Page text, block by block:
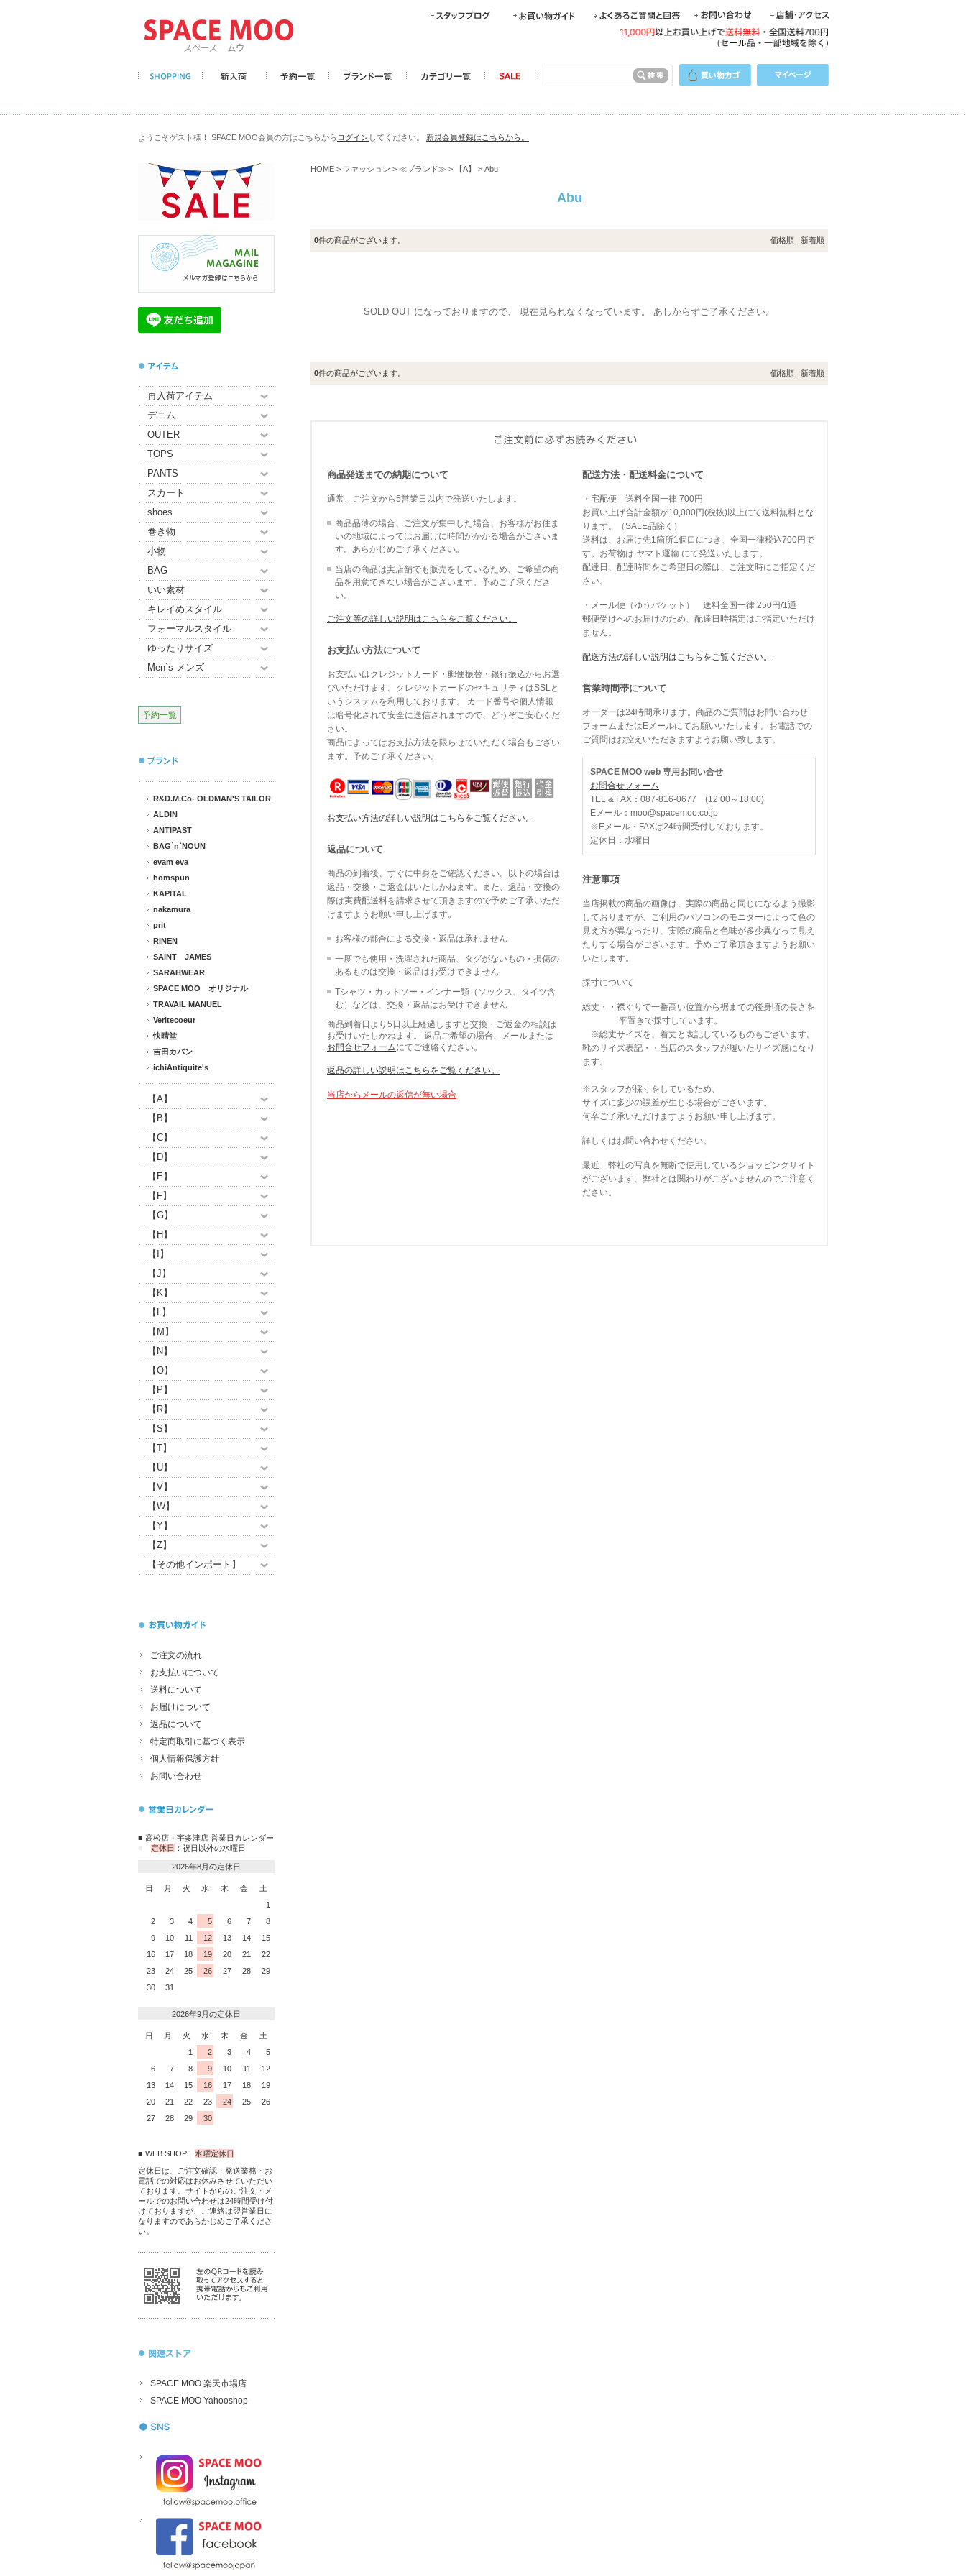
ようこそゲスト様！ SPACE MOO会員の方はこちらから ログイン してください。 新規会員登録はこちらから。
再入荷アイテム
デニム
OUTER
TOPS
PANTS
スカート
shoes
巻き物
小物
BAG
いい素材
キレイめスタイル
フォーマルスタイル
ゆったりサイズ
Men`s メンズ
予約一覧
R&D.M.Co- OLDMAN'S TAILOR
ALDIN
ANTIPAST
BAG`n`NOUN
evam eva
homspun
KAPITAL
nakamura
prit
RINEN
SAINT JAMES
SARAHWEAR
SPACE MOO オリジナル
TRAVAIL MANUEL
Veritecoeur
快晴堂
吉田カバン
ichiAntiquite's
【A】
【B】
【C】
【D】
【E】
【F】
【G】
【H】
【I】
【J】
【K】
【L】
【M】
【N】
【O】
【P】
【R】
【S】
【T】
【U】
【V】
【W】
【Y】
【Z】
【その他インポート】
ご注文の流れ
お支払いについて
送料について
お届けについて
返品について
特定商取引に基づく表示
個人情報保護方針
お問い合わせ
■ 高松店・宇多津店 営業日カレンダー
定休日 ：祝日以外の水曜日
2026年8月の定休日
日 月 火 水 木 金
土
1
2
3 4 5 6 7
8
9
10 11 12 13 14
15
16
17 18 19 20 21
22
23
24 25 26 27 28
29
30
31
2026年9月の定休日
日 月 火 水 木 金
土
1
2 3 4
5
6
7 8 9 10 11
12
13
14 15 16 17 18
19
20
21 22 23 24 25
26
27
28 29 30
■ WEB SHOP 水曜定休日
定休日は、ご注文確認・発送業務・お
電話での対応はお休みさせていただい
ております。サイトからのご注文・メ
ールでのお問い合わせは24時間受け付
けておりますが、ご連絡は翌営業日に
なりますのであらかじめご了承くださ
い。
SPACE MOO 楽天市場店
SPACE MOO Yahooshop
HOME > ファッション > ≪ブランド≫ > 【A】 > Abu
Abu
0件の商品がございます。 価格順 新着順
SOLD OUT になっておりますので、 現在見られなくなっています。 あしからずご了承ください。
0件の商品がございます。 価格順 新着順
商品発送までの納期について
通常、ご注文から5営業日以内で発送いたします。
商品品薄の場合、ご注文が集中した場合、お客様がお住ま
いの地域によってはお届けに時間がかかる場合がございま
す。あらかじめご了承ください。
当店の商品は実店舗でも販売をしているため、ご希望の商
品を用意できない場合がございます。予めご了承くださ
い。
ご注文等の詳しい説明はこちらをご覧ください。
お支払い方法について
お支払いはクレジットカード・郵便振替・銀行振込からお選
びいただけます。クレジットカードのセキュリティはSSLと
いうシステムを利用しております。 カード番号や個人情報
は暗号化されて安全に送信されますので、どうぞご安心くだ
さい。
商品によってはお支払方法を限らせていただく場合もござい
ます。予めご了承ください。
お支払い方法の詳しい説明はこちらをご覧ください。
返品について
商品の到着後、すぐに中身をご確認ください。以下の場合は
返品・交換・ご返金はいたしかねます。また、返品・交換の
際は実費配送料を請求させて頂きますので予めご了承いただ
けますようお願い申し上げます。
お客様の都合による交換・返品は承れません
一度でも使用・洗濯された商品、タグがないもの・損傷の
あるものは交換・返品はお受けできません
Tシャツ・カットソー・インナー類（ソックス、タイツ含
む）などは、交換・返品はお受けできません
商品到着日より5日以上経過しますと交換・ご返金の相談は
お受けいたしかねます。 返品ご希望の場合、メールまたは
お問合せフォームにてご連絡ください。
返品の詳しい説明はこちらをご覧ください。
当店からメールの返信が無い場合
配送方法・配送料金について
・宅配便 送料全国一律 700円
お買い上げ合計金額が10,000円(税抜)以上にて送料無料とな
ります。（SALE品除く）
送料は、お届け先1箇所1個口につき、全国一律税込700円で
す。お荷物は ヤマト運輸 にて発送いたします。
配達日、配達時間をご希望日の際は、ご注文時にご指定くだ
さい。
・メール便（ゆうパケット） 送料全国一律 250円/1通
郵便受けへのお届けのため、配達日時指定はご指定いただけ
ません。
配送方法の詳しい説明はこちらをご覧ください。
営業時間帯について
オーダーは24時間承ります。商品のご質問はお問い合わせ
フォームまたはEメールにてお願いいたします。お電話での
ご質問はお控えいただきますようお願い致します。
SPACE MOO web 専用お問い合せ
お問合せフォーム
TEL & FAX：087-816-0677 (12:00～18:00)
Eメール：moo@spacemoo.co.jp
※Eメール・FAXは24時間受付しております。
定休日：水曜日
注意事項
当店掲載の商品の画像は、実際の商品と同じになるよう撮影
しておりますが、ご利用のパソコンのモニターによって色の
見え方が異なったり、実際の商品と色味が多少異なって見え
たりする場合がございます。予めご了承頂きますようお願い
いたします。
採寸について
総丈・・襟ぐりで一番高い位置から裾までの後身頃の長さを
平置きで採寸しています。
※総丈サイズを、着丈と表記しているものもございます。
靴のサイズ表記・・当店のスタッフが履いたサイズ感になり
ます。
※スタッフが採寸をしているため、
サイズに多少の誤差が生じる場合がございます。
何卒ご了承いただけますようお願い申し上げます。
詳しくはお問い合わせください。
最近 弊社の写真を無断で使用しているショッピングサイト
がございます、弊社とは関わりがございませんのでご注意く
ださい。